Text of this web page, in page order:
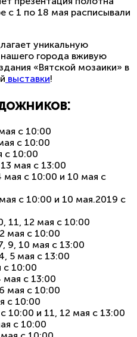
с 1 по 18 мая расписывали
уникальную
города вживую
«Вятской мозаики» в
выставки!
с 10:00
с 10:00
с 10:00
мая с 13:00
с 10:00 и 10 мая с
с 10:00 и 10 мая.2019 с
11, 12 мая с 10:00
мая с 10:00
9, 10 мая с 13:00
5 мая с 13:00
с 10:00
мая с 13:00
мая с 10:00
с 10:00
10:00 и 11, 12 мая с 13:00
с 10:00